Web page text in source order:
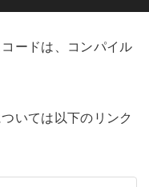
ードは、コンパイル
いては以下のリンク